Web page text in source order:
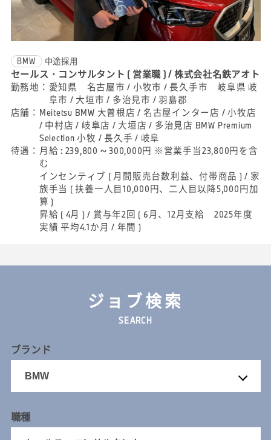
BMW 中途採用
セールス・コンサルタント ( 営業職 ) / 株式会社名鉄アオト
勤務地： 愛知県 名古屋市 / 小牧市 / 長久手市 岐阜県 岐
阜市 / 大垣市 / 多治見市 / 羽島郡
店舗： Meitetsu BMW 大曽根店 / 名古屋インター店 / 小牧店
/ 中村店 / 岐阜店 / 大垣店 / 多治見店 BMW Premium
Selection 小牧 / 長久手 / 岐阜
待遇： 月給 : 239,800 ~ 300,000円 ※営業手当23,800円を含
む
インセンティブ ( 月間販売台数利益、付帯商品 ) / 家
族手当 ( 扶養一人目10,000円、二人目以降5,000円加
算 )
昇給 ( 4月 ) / 賞与年2回 ( 6月、12月支給 2025年度
実績 平均4.1か月 / 年間 )
ジョブ検索
SEARCH
ブランド
職種